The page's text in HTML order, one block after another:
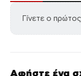
Γίνετε ο
Αφήστε ένα